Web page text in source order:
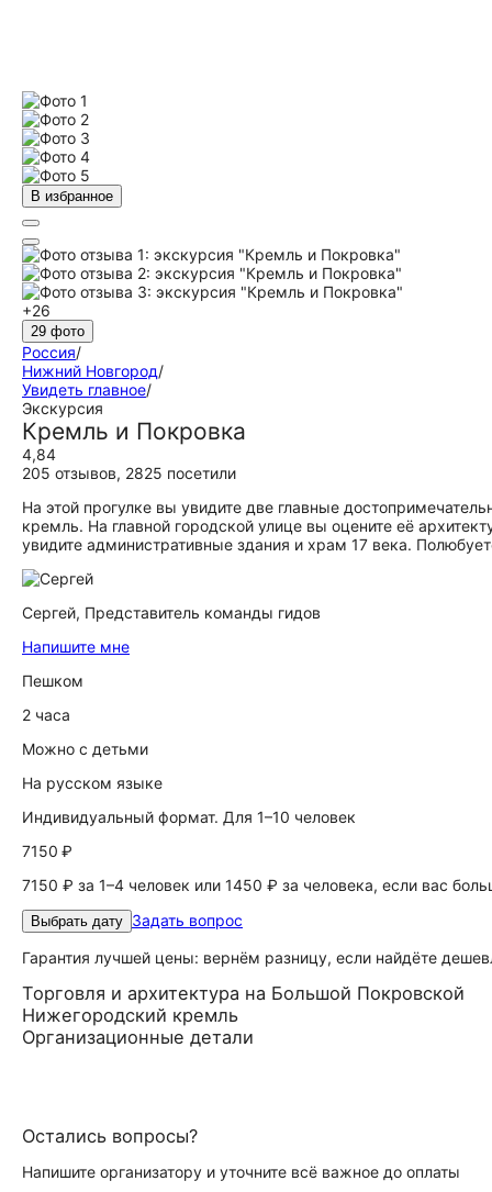
В избранное
+26
29 фото
Россия/
Нижний Новгород/
Увидеть главное/
Экскурсия
Кремль и Покровка
4,84
205 отзывов, 2825 посетили
На этой прогулке вы увидите две главные
кремль. На главной городской улице вы оцените её
увидите административные здания и храм 17 века.
Сергей, Представитель команды гидов
Напишите мне
Пешком
2 часа
Можно с детьми
На русском языке
Индивидуальный формат. Для 1–10 человек
7150 ₽
7150 ₽ за 1–4 человек или 1450 ₽ за человека, если вас
Выбрать дату Задать вопрос
Гарантия лучшей цены: вернём разницу, если найдёте
Торговля и архитектура на Большой Покровской
Нижегородский кремль
Организационные детали
Остались вопросы?
Напишите организатору и уточните всё важное до оплаты